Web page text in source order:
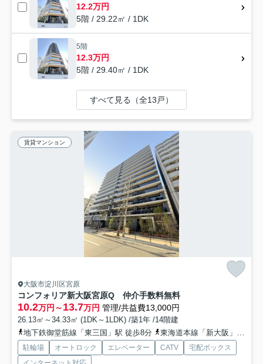
12.2万円
5階 / 29.22㎡ / 1DK
5階
12.3万円
5階 / 29.40㎡ / 1DK
すべて見る（全13戸）
賃貸マンション
大阪市淀川区宮原
コンフォリア新大阪宮原Q 仲介手数料無料
10.2万円～13.7万円 管理/共益費13,000円
26.13㎡～34.33㎡ (1DK～1LDK) /築1年 /14階建
地下鉄御堂筋線「東三国」駅 徒歩8分
東海道本線「新大阪」駅 徒歩16分
駐輪場 オートロック エレベーター CATV
宅配ボックス